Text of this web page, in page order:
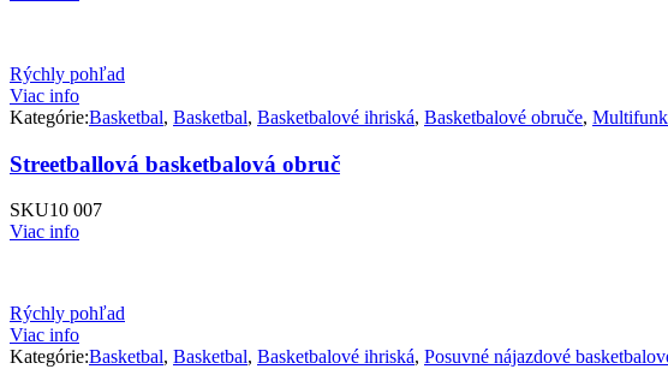
Rýchly pohľad
Viac info
Kategórie:Basketbal, Basketbal, Basketbalové ihriská, Basketbalové obruče,
Streetballová basketbalová obruč
SKU10 007
Viac info
Rýchly pohľad
Viac info
Kategórie:Basketbal, Basketbal, Basketbalové ihriská, Posuvné nájazdové